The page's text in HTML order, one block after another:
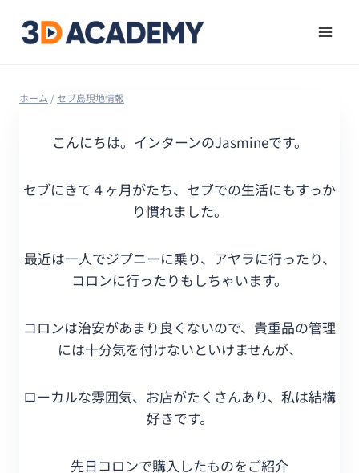
ホーム / セブ島現地情報
こんにちは。インターンのJasmineです。
セブにきて４ヶ月がたち、セブでの生活にもすっか
り慣れました。
最近は一人でジプニーに乗り、アヤラに行ったり、
コロンに行ったりもしちゃいます。
コロンは治安があまり良くないので、貴重品の管理
には十分気を付けないといけませんが、
ローカルな雰囲気、お店がたくさんあり、私は結構
好きです。
先日コロンで購入したものをご紹介